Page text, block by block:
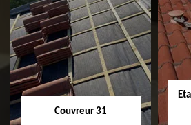
Couvreur 31